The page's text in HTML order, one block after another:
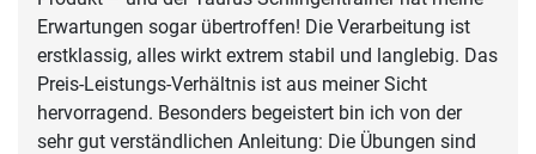
Erwartungen sogar übertroffen! Die Verarbeitung ist
erstklassig, alles wirkt extrem stabil und langlebig. Das
Preis-Leistungs-Verhältnis ist aus meiner Sicht
hervorragend. Besonders begeistert bin ich von der
sehr gut verständlichen Anleitung: Die Übungen sind